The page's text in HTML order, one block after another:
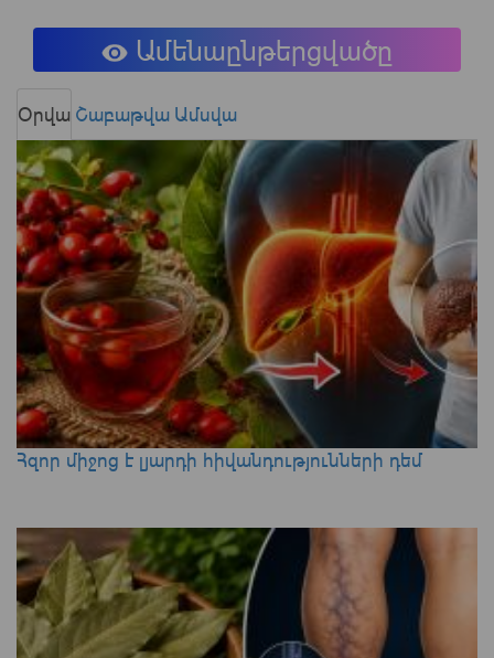
Ամենաընթերցվածը
Օրվա Շաբաթվա Ամսվա
Հզոր միջոց է լյարդի հիվանդությունների դեմ